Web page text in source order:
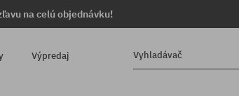
na celú objednávku!
Výpredaj Vyhladávač